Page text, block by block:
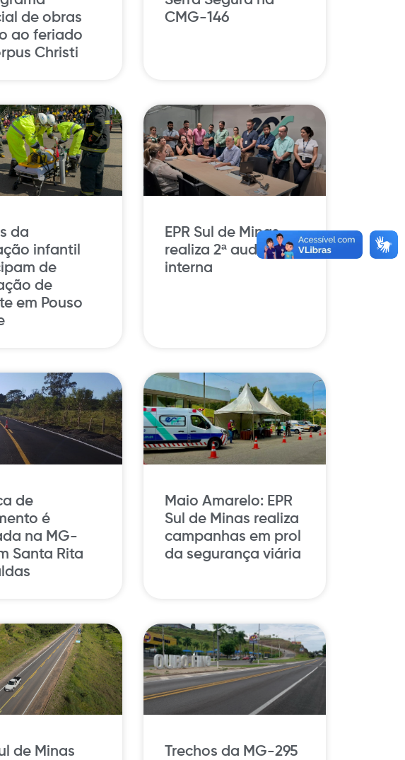
de obras
ao feriado
Christi
CMG-146
da
infantil
de
de
em Pouso
EPR Sul de Minas
realiza 2ª auditoria
interna
de
é
na MG-
Santa Rita
Maio Amarelo: EPR
Sul de Minas realiza
campanhas em prol
da segurança viária
de Minas
Trechos da MG-295